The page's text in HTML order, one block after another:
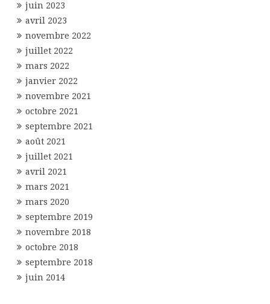
juin 2023
avril 2023
novembre 2022
juillet 2022
mars 2022
janvier 2022
novembre 2021
octobre 2021
septembre 2021
août 2021
juillet 2021
avril 2021
mars 2021
mars 2020
septembre 2019
novembre 2018
octobre 2018
septembre 2018
juin 2014